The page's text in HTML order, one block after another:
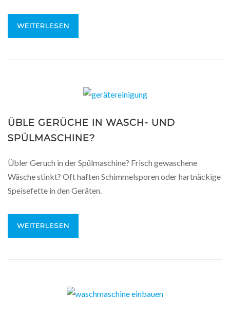
WEITERLESEN
ÜBLE GERÜCHE IN WASCH- UND
SPÜLMASCHINE?
Übler Geruch in der Spülmaschine? Frisch gewaschene
Wäsche stinkt? Oft haften Schimmelsporen oder hartnäckige
Speisefette in den Geräten.
WEITERLESEN